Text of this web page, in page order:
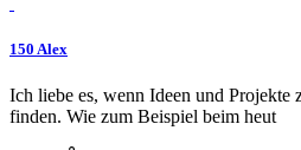
150 Alex
Ich liebe es, wenn Ideen und Projekte
finden. Wie zum Beispiel beim heut